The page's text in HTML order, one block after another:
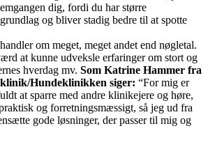
dig, fordi du har større
og bliver stadig bedre til at spotte
om meget, meget andet end nøgletal.
at kunne udveksle erfaringer om stort og
hverdag mv. Som Katrine Hammer fra
Hundeklinikken siger: “For mig er
at sparre med andre klinikejere og høre,
og forretningsmæssigt, så jeg ud fra
gode løsninger, der passer til mig og